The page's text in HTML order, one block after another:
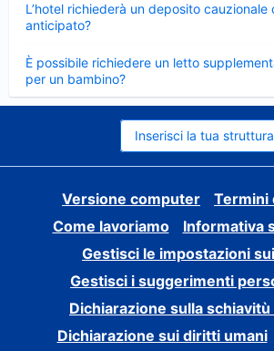
L’hotel richiederà un deposito cauzionale
anticipato?
chiuso
È possibile richiedere un letto
per un bambino?
Elemento
chiuso
Inserisci la tua struttura
Versione computer
Termini
Come lavoriamo
Informativa
Gestisci le impostazioni
Gestisci i suggerimenti
Dichiarazione sulla
Dichiarazione sui diritti umani